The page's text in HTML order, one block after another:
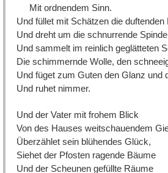
Mit ordnendem Sinn.
Und füllet mit Schätzen die duftenden
Und dreht um die schnurrende
Und sammelt im reinlich geglätteten
Die schimmernde Wolle, den
Und füget zum Guten den Glanz und
Und ruhet nimmer.
Und der Vater mit frohem Blick
Von des Hauses weitschauendem
Überzählet sein blühendes Glück,
Siehet der Pfosten ragende Bäume
Und der Scheunen gefüllte Räume